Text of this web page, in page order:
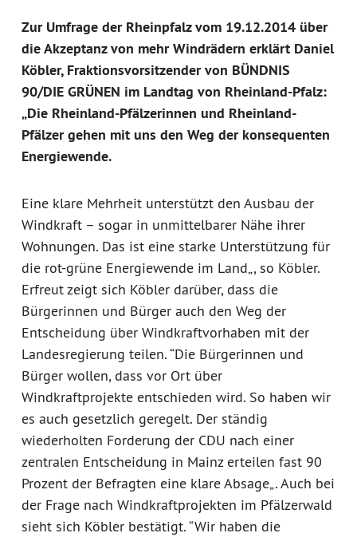
Zur Umfrage der Rheinpfalz vom 19.12.2014 über
die Akzeptanz von mehr Windrädern erklärt Daniel
Köbler, Fraktionsvorsitzender von BÜNDNIS
90/DIE GRÜNEN im Landtag von Rheinland-Pfalz:
„Die Rheinland-Pfälzerinnen und Rheinland-
Pfälzer gehen mit uns den Weg der konsequenten
Energiewende.
Eine klare Mehrheit unterstützt den Ausbau der
Windkraft – sogar in unmittelbarer Nähe ihrer
Wohnungen. Das ist eine starke Unterstützung für
die rot-grüne Energiewende im Land„, so Köbler.
Erfreut zeigt sich Köbler darüber, dass die
Bürgerinnen und Bürger auch den Weg der
Entscheidung über Windkraftvorhaben mit der
Landesregierung teilen. “Die Bürgerinnen und
Bürger wollen, dass vor Ort über
Windkraftprojekte entschieden wird. So haben wir
es auch gesetzlich geregelt. Der ständig
wiederholten Forderung der CDU nach einer
zentralen Entscheidung in Mainz erteilen fast 90
Prozent der Befragten eine klare Absage„. Auch bei
der Frage nach Windkraftprojekten im Pfälzerwald
sieht sich Köbler bestätigt. “Wir haben die